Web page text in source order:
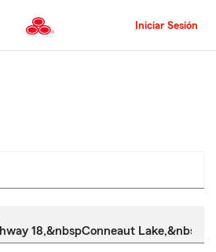
al
contenido
principal
Iniciar Sesión